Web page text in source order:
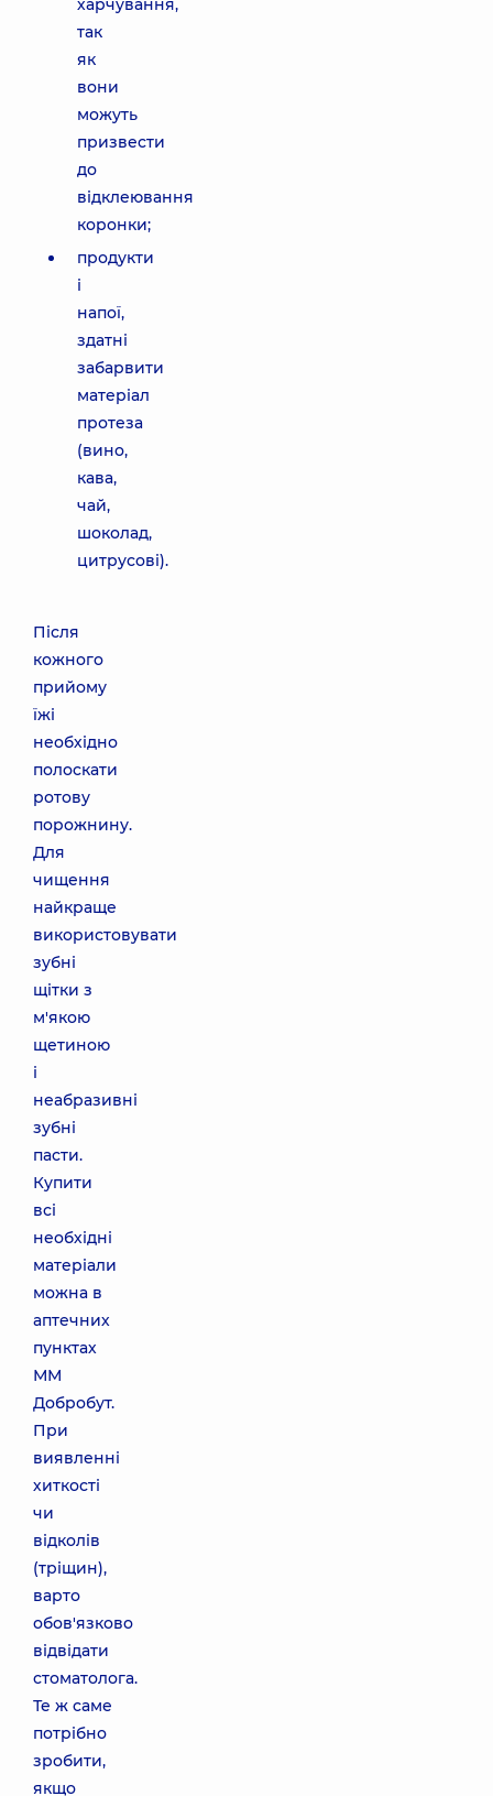
харчування,
так
як
вони
можуть
призвести
до
відклеювання
коронки;
продукти
і
напої,
здатні
забарвити
матеріал
протеза
(вино,
кава,
чай,
шоколад,
цитрусові).
Після
кожного
прийому
їжі
необхідно
полоскати
ротову
порожнину.
Для
чищення
найкраще
використовувати
зубні
щітки з
м'якою
щетиною
і
неабразивні
зубні
пасти.
Купити
всі
необхідні
матеріали
можна в
аптечних
пунктах
ММ
Добробут.
При
виявленні
хиткості
чи
відколів
(тріщин),
варто
обов'язково
відвідати
стоматолога.
Те ж саме
потрібно
зробити,
якщо